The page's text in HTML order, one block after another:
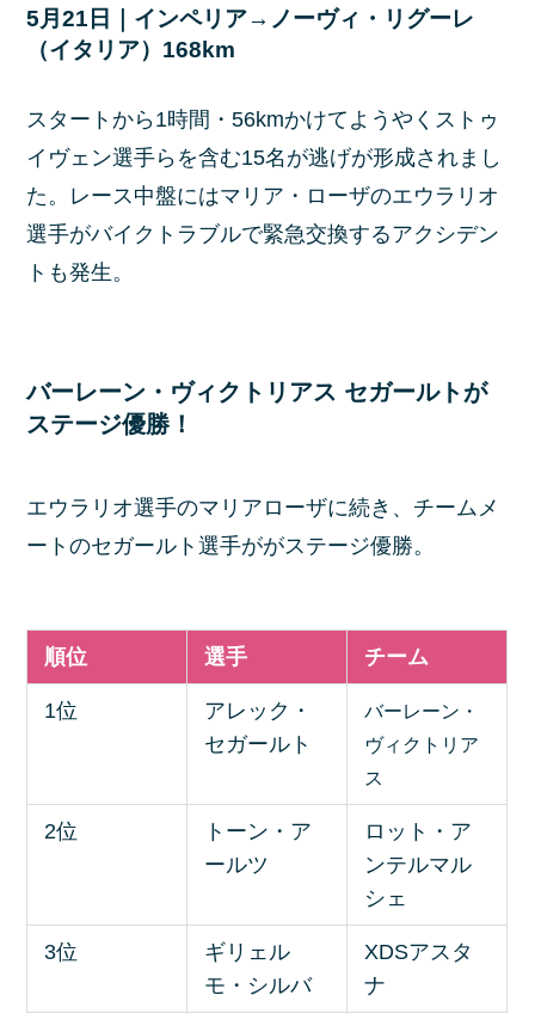
5月21日｜インペリア→ノーヴィ・リグーレ
（イタリア）168km
スタートから1時間・56kmかけてようやくストゥ
イヴェン選手らを含む15名が逃げが形成されまし
た。レース中盤にはマリア・ローザのエウラリオ
選手がバイクトラブルで緊急交換するアクシデン
トも発生。
バーレーン・ヴィクトリアス セガールトが
ステージ優勝！
エウラリオ選手のマリアローザに続き、チームメ
ートのセガールト選手ががステージ優勝。
順位 選手 チーム
1位
アレック・
セガールト
バーレーン・
ヴィクトリア
ス
2位
トーン・ア
ールツ
ロット・ア
ンテルマル
シェ
3位
ギリェル
モ・シルバ
XDSアスタ
ナ